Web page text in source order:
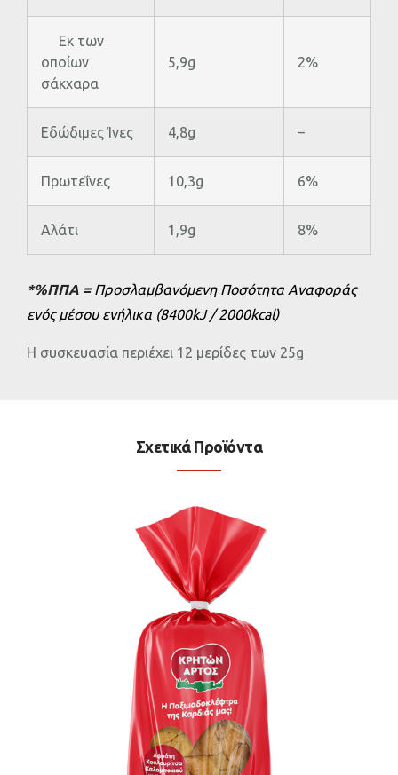
Εκ των
οποίων
σάκχαρα
5,9g 2%
Εδώδιμες Ίνες 4,8g –
Πρωτεΐνες 10,3g 6%
Αλάτι 1,9g 8%
*%ΠΠΑ = Προσλαμβανόμενη Ποσότητα Αναφοράς
ενός μέσου ενήλικα (8400kJ / 2000kcal)
Η συσκευασία περιέχει 12 μερίδες των 25g
Σχετικά Προϊόντα